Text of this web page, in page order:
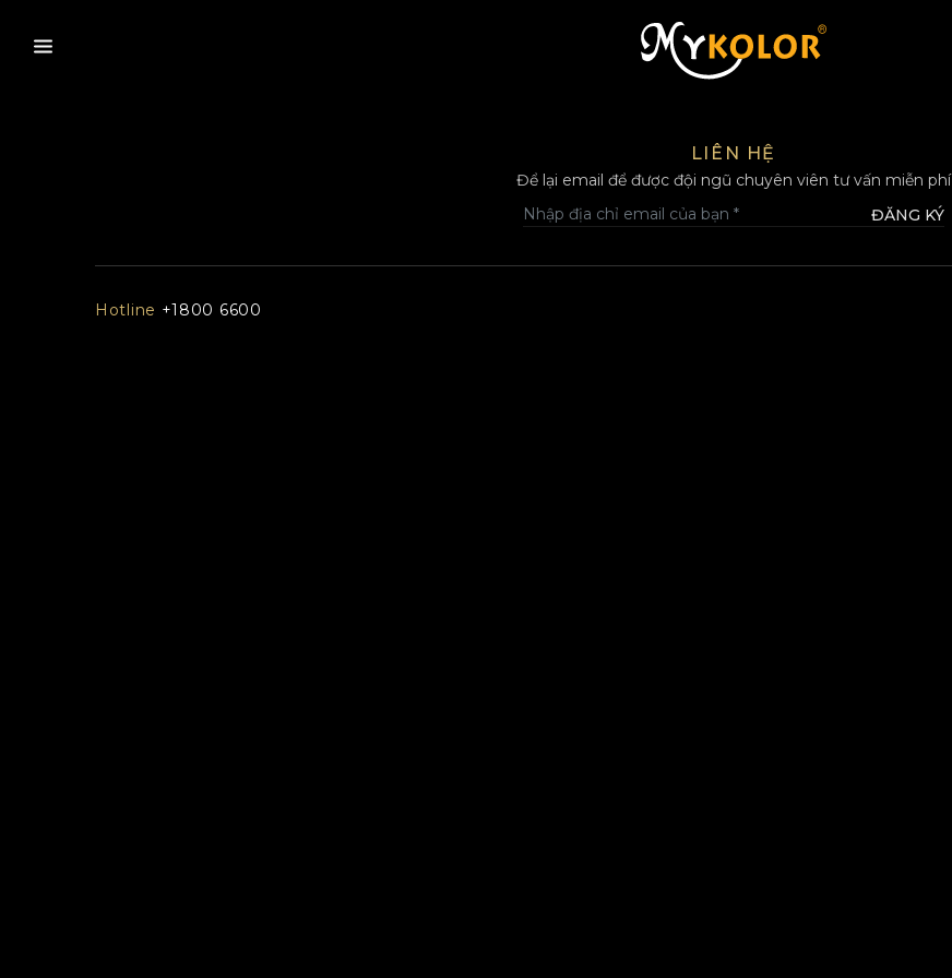
MYKOLOR
LIÊN HỆ
Để lại email để được đội ngũ chuyên viên tư vấn miễn phí
ĐĂNG KÝ
Hotline +1800 6600